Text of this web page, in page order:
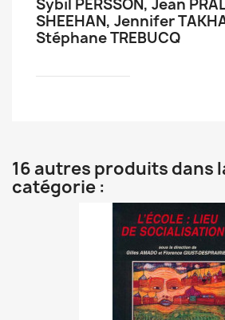
Sybil PERSSON, Jean
SHEEHAN, Jennifer
Stéphane TREBUCQ
16 autres produits dans
catégorie :